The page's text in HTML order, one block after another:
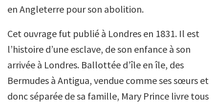
en Angleterre pour son abolition.
Cet ouvrage fut publié à Londres en 1831. Il est
l’histoire d’une esclave, de son enfance à son
arrivée à Londres. Ballottée d’île en île, des
Bermudes à Antigua, vendue comme ses sœurs et
donc séparée de sa famille, Mary Prince livre tous